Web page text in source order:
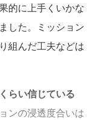
的に上手くいかな
した。ミッション
組んだ工夫などは
らい信じている
ンの浸透度合いは